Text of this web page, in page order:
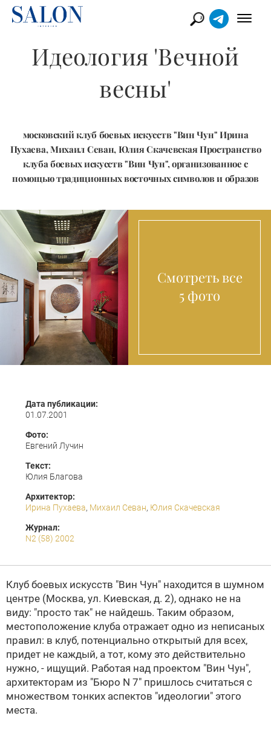
Идеология 'Вечной
весны'
московский клуб боевых искусств "Вин Чун" Ирина
Пухаева, Михаил Севан, Юлия Скачевская Пространство
клуба боевых искусств "Вин Чун", организованное с
помощью традиционных восточных символов и образов
Смотреть все
5 фото
Дата публикации:
01.07.2001
Фото:
Евгений Лучин
Текст:
Юлия Благова
Архитектор:
Ирина Пухаева, Михаил Севан, Юлия Скачевская
Журнал:
N2 (58) 2002
Клуб боевых искусств "Вин Чун" находится в шумном
центре (Москва, ул. Киевская, д. 2), однако не на
виду: "просто так" не найдешь. Таким образом,
местоположение клуба отражает одно из неписаных
правил: в клуб, потенциально открытый для всех,
придет не каждый, а тот, кому это действительно
нужно, - ищущий. Работая над проектом "Вин Чун",
архитекторам из "Бюро N 7" пришлось считаться с
множеством тонких аспектов "идеологии" этого
места.